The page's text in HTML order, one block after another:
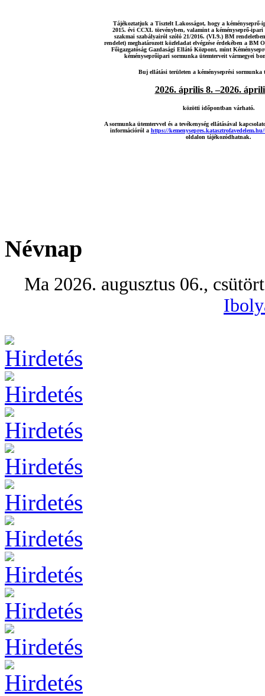
Tájékoztatjuk a Tisztelt Lakosságot, hogy a kéményseprő-
2015. évi CCXI. törvényben, valamint a kéményseprő-ipari
szakmai szabályairól szóló 21/2016. (VI.9.) BM
rendelet) meghatározott közfeladat elvégzése érdekében a BM
Főigazgatóság Gazdasági Ellátó Központ, mint
kéményseprőipari sormunka ütemterveit vármegyei
Buj ellátási területen a kéményseprési sormunka
2026. április 8. –2026.
közötti időpontban várható.
A sormunka ütemtervvel és a tevékenység ellátásával
információról a https://
oldalon tájékozódhatnak.
Névnap
Ma 2026. augusztus 06.,